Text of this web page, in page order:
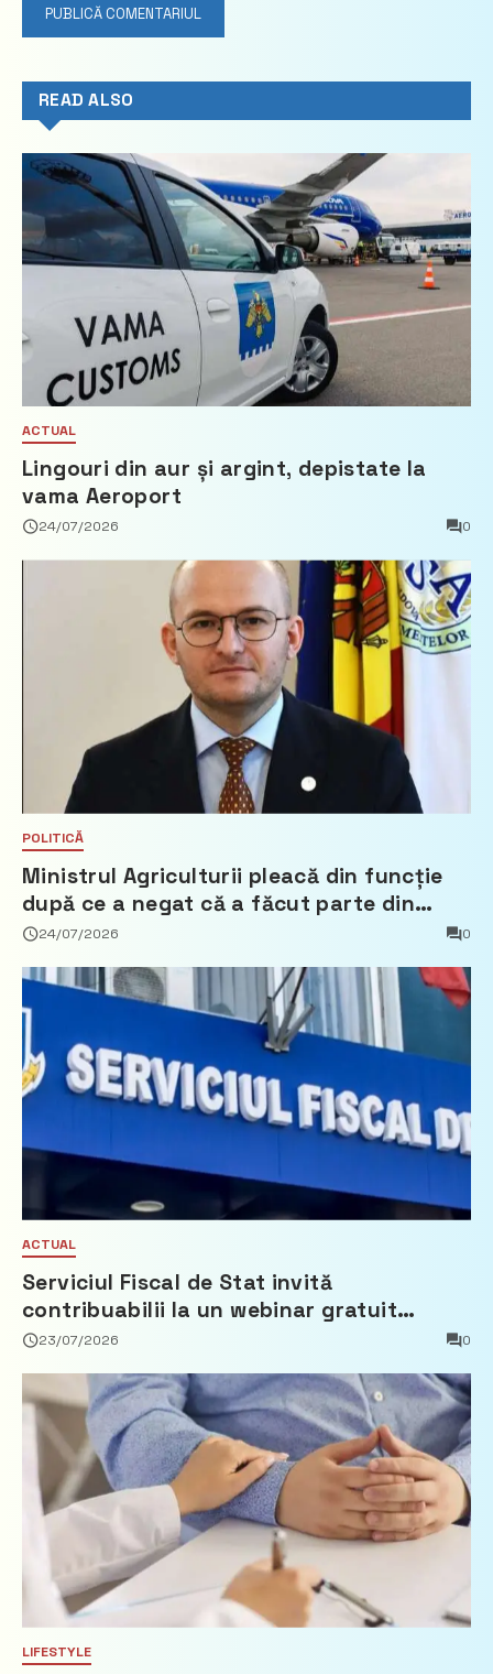
READ ALSO
ACTUAL
Lingouri din aur și argint, depistate la
vama Aeroport
24/07/2026 0
POLITICĂ
Ministrul Agriculturii pleacă din funcție
după ce a negat că a făcut parte din
Partidul Democrat
24/07/2026 0
ACTUAL
Serviciul Fiscal de Stat invită
contribuabilii la un webinar gratuit
privind calculul impozitului pe bunurile
23/07/2026 0
LIFESTYLE